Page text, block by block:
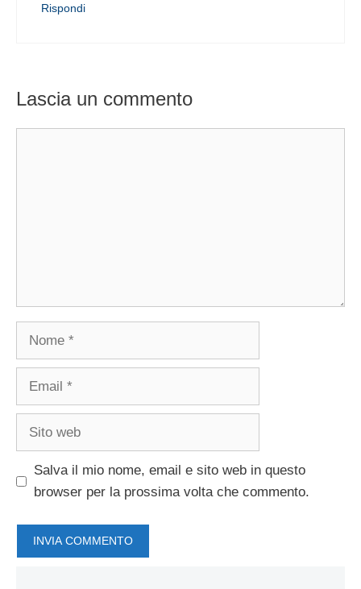
Rispondi
Lascia un commento
Nome
Email
Sito
Salva il mio nome, email e sito web in questo
browser per la prossima volta che commento.